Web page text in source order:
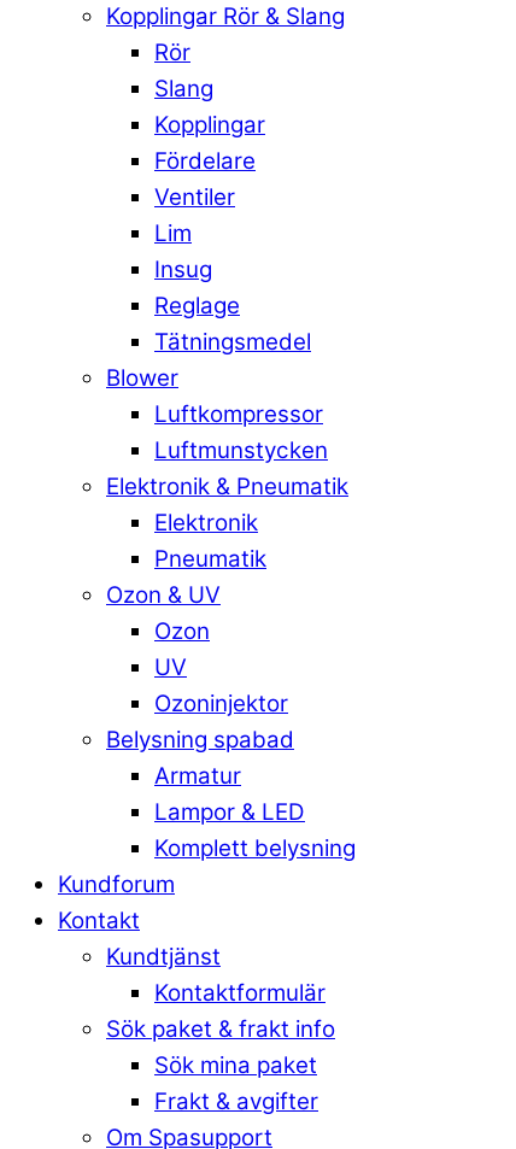
Kopplingar Rör & Slang
Rör
Slang
Kopplingar
Fördelare
Ventiler
Lim
Insug
Reglage
Tätningsmedel
Blower
Luftkompressor
Luftmunstycken
Elektronik & Pneumatik
Elektronik
Pneumatik
Ozon & UV
Ozon
UV
Ozoninjektor
Belysning spabad
Armatur
Lampor & LED
Komplett belysning
Kundforum
Kontakt
Kundtjänst
Kontaktformulär
Sök paket & frakt info
Sök mina paket
Frakt & avgifter
Om Spasupport